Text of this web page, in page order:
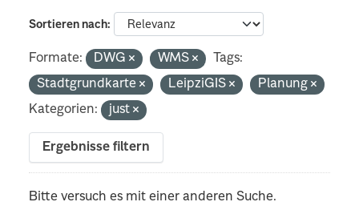
Sortieren nach
Formate: DWG WMS
Tags:
Stadtgrundkarte
LeipziGIS
Planung
Kategorien:
just
Ergebnisse filtern
Bitte versuch es mit einer anderen Suche.